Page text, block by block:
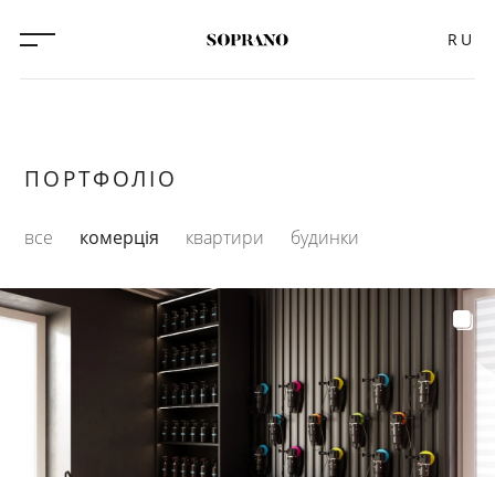
RU
ПОРТФОЛІО
все комерція квартири будинки